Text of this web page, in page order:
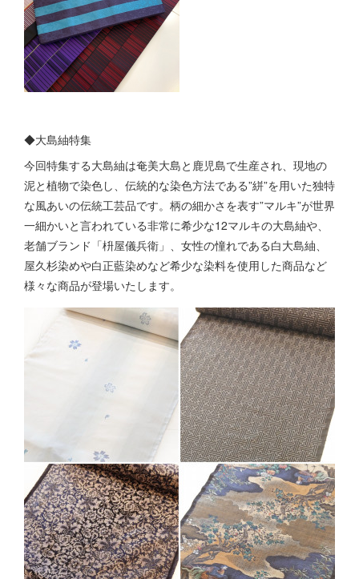
◆大島紬特集
今回特集する大島紬は奄美大島と鹿児島で生産され、現地の
泥と植物で染色し、伝統的な染色方法である”絣”を用いた独特
な風あいの伝統工芸品です。柄の細かさを表す”マルキ”が世界
一細かいと言われている非常に希少な12マルキの大島紬や、
老舗ブランド「枡屋儀兵衛」、女性の憧れである白大島紬、
屋久杉染めや白正藍染めなど希少な染料を使用した商品など
様々な商品が登場いたします。